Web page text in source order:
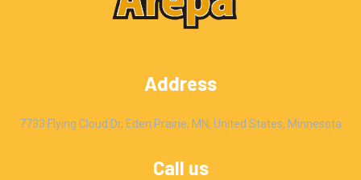
Address
7733 Flying Cloud Dr, Eden Prairie, MN, United States, Minnesota
Call us